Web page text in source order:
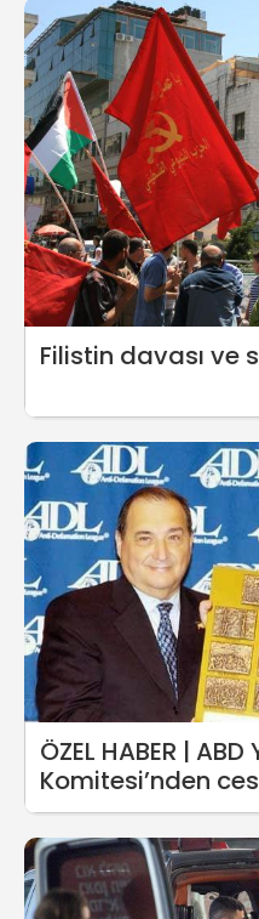
Filistin davası ve
ÖZEL HABER |
Komitesi’nden
Erdoğan
İşte AKP’nin